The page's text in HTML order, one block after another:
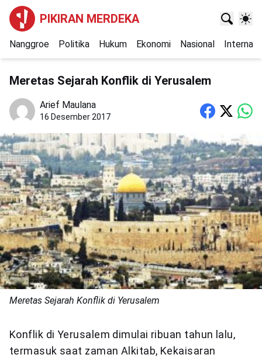
PIKIRAN MERDEKA
Nanggroe Politika Hukum Ekonomi Nasional
Meretas Sejarah Konflik di Yerusalem
Arief Maulana
16 Desember 2017
Meretas Sejarah Konflik di Yerusalem
Konflik di Yerusalem dimulai ribuan tahun lalu,
termasuk saat zaman Alkitab, Kekaisaran